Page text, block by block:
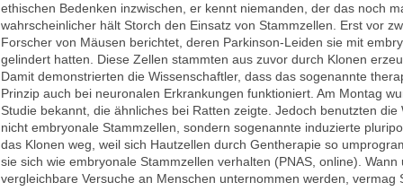
ethischen Bedenken inzwischen, er kennt niemanden, der das noch
wahrscheinlicher hält Storch den Einsatz von Stammzellen. Erst vor
Forscher von Mäusen berichtet, deren Parkinson-Leiden sie mit
gelindert hatten. Diese Zellen stammten aus zuvor durch Klonen
Damit demonstrierten die Wissenschaftler, dass das sogenannte
Prinzip auch bei neuronalen Erkrankungen funktioniert. Am Montag
Studie bekannt, die ähnliches bei Ratten zeigte. Jedoch benutzten die
nicht embryonale Stammzellen, sondern sogenannte induzierte
das Klonen weg, weil sich Hautzellen durch Gentherapie so
sie sich wie embryonale Stammzellen verhalten (PNAS, online).
vergleichbare Versuche an Menschen unternommen werden, vermag